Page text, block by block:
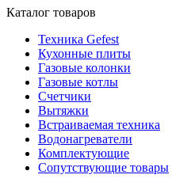
Каталог товаров
Техника Gefest
Кухонные плиты
Газовые колонки
Газовые котлы
Счетчики
Вытяжки
Встраиваемая техника
Водонагреватели
Комплектующие
Сопутствующие товары